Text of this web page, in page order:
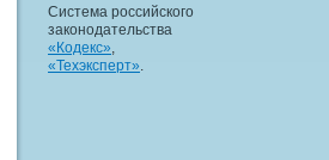
Система российского
законодательства
«Кодекс»,
«Техэксперт».